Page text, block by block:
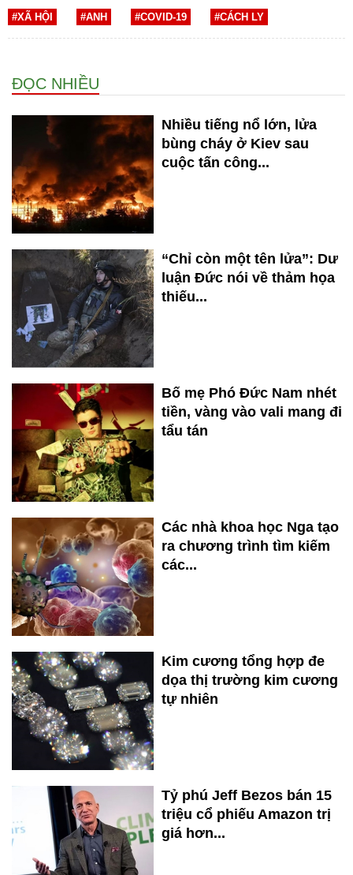
#XÃ HỘI #ANH #COVID-19 #CÁCH LY
ĐỌC NHIỀU
Nhiều tiếng nổ lớn, lửa
bùng cháy ở Kiev sau
cuộc tấn công...
“Chỉ còn một tên lửa”: Dư
luận Đức nói về thảm họa
thiếu...
Bố mẹ Phó Đức Nam nhét
tiền, vàng vào vali mang đi
tẩu tán
Các nhà khoa học Nga tạo
ra chương trình tìm kiếm
các...
Kim cương tổng hợp đe
dọa thị trường kim cương
tự nhiên
Tỷ phú Jeff Bezos bán 15
triệu cổ phiếu Amazon trị
giá hơn...